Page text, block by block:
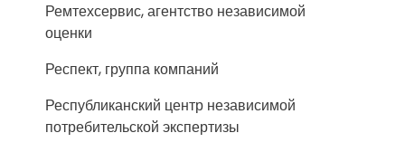
Ремтехсервис, агентство независимой
оценки
Респект, группа компаний
Республиканский центр независимой
потребительской экспертизы